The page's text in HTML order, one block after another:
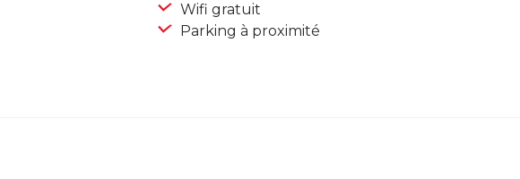
Wifi gratuit
Parking à proximité